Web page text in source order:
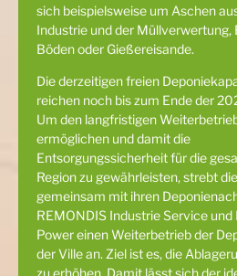
sich beispielsweise um Aschen
Industrie und der Müllverwertung,
Böden oder Gießereisande.
Die derzeitigen freien
reichen noch bis zum Ende der
Um den langfristigen
ermöglichen und damit die
Entsorgungssicherheit für die
Region zu gewährleisten, strebt
gemeinsam mit ihren
REMONDIS Industrie Service und
Power einen Weiterbetrieb der
der Ville an. Ziel ist es, die
zu erhöhen. Damit lässt sich der